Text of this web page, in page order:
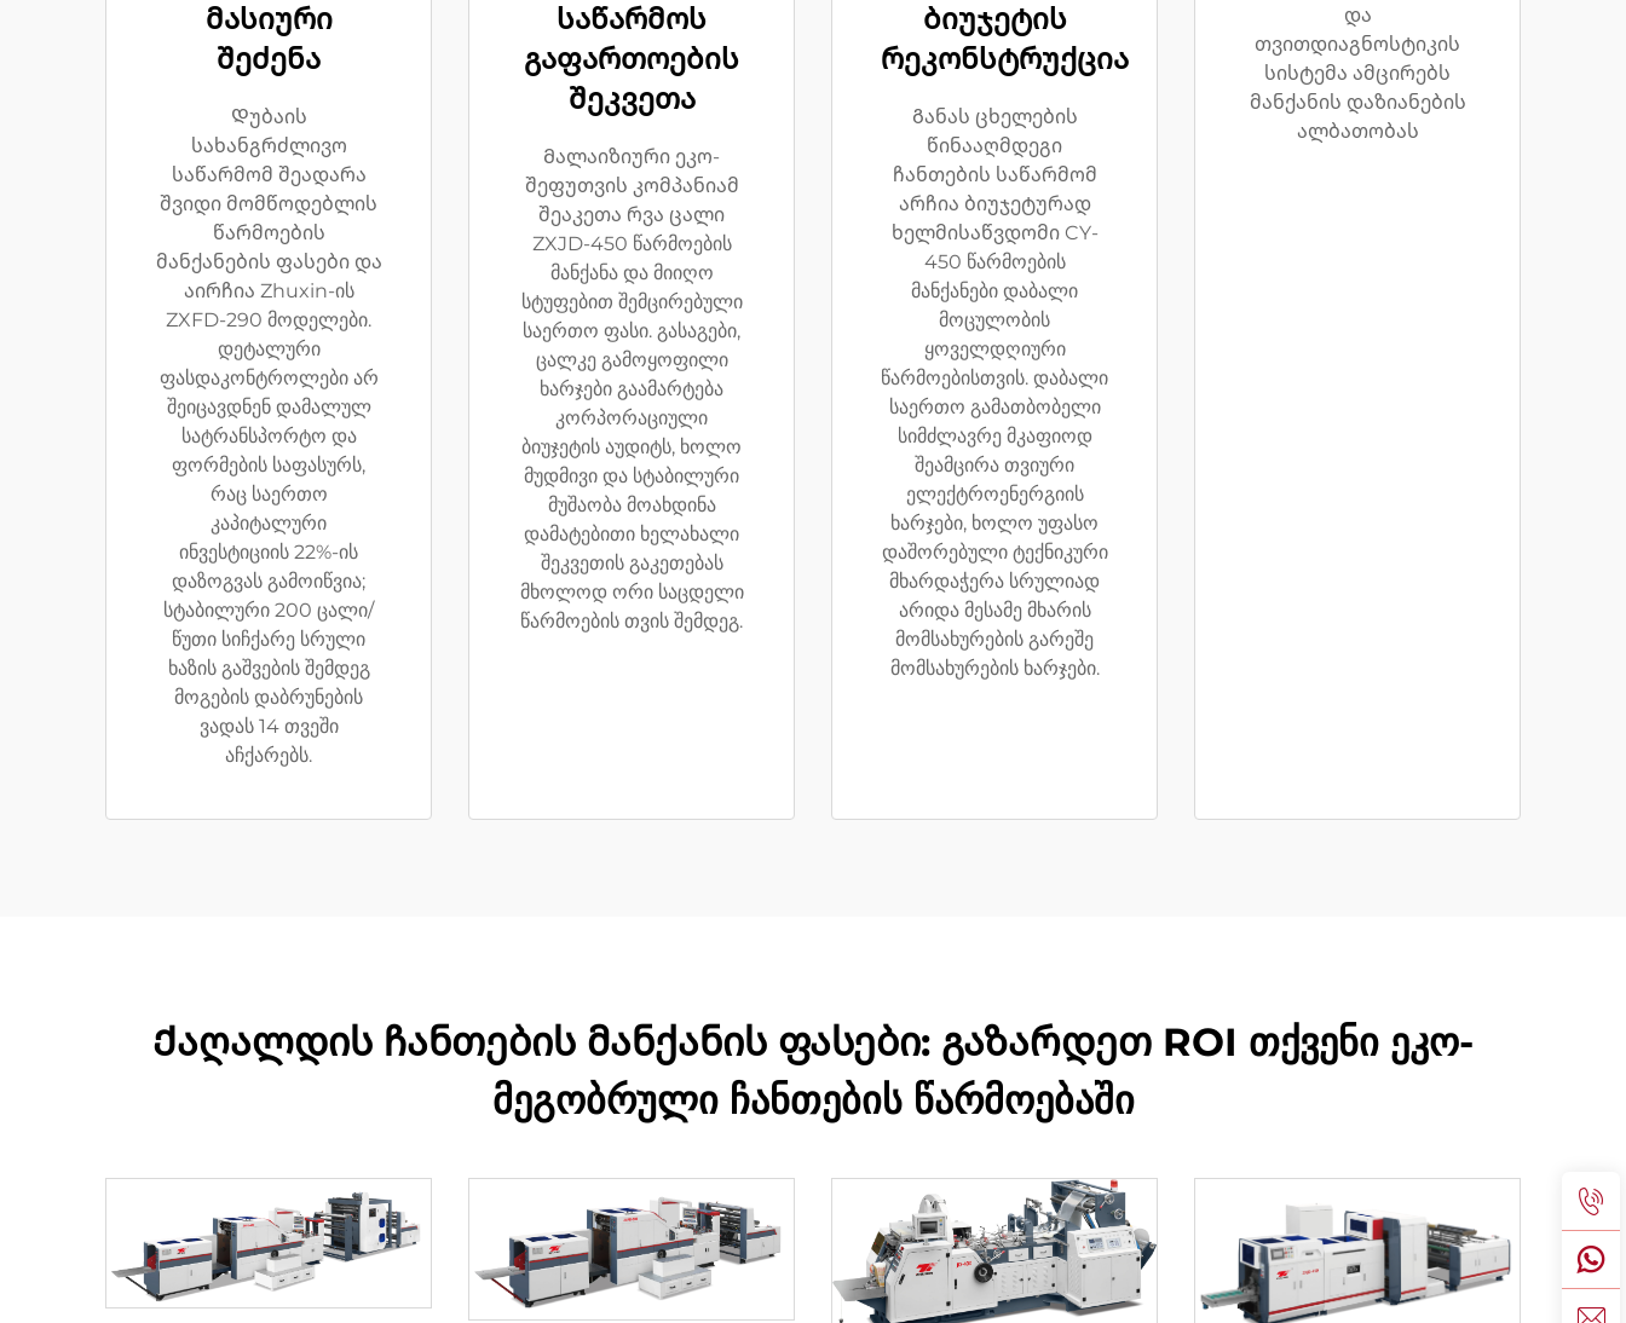
მასიური
შეძენა
Დუბაის
სახანგრძლივო
საწარმომ შეადარა
შვიდი მომწოდებლის
წარმოების
მანქანების ფასები და
აირჩია Zhuxin-ის
ZXFD-290 მოდელები.
დეტალური
ფასდაკონტროლები არ
შეიცავდნენ დამალულ
სატრანსპორტო და
ფორმების საფასურს,
რაც საერთო
კაპიტალური
ინვესტიციის 22%-ის
დაზოგვას გამოიწვია;
სტაბილური 200 ცალი/
წუთი სიჩქარე სრული
ხაზის გაშვების შემდეგ
მოგების დაბრუნების
ვადას 14 თვეში
აჩქარებს.
საწარმოს
გაფართოების
შეკვეთა
Მალაიზიური ეკო-
შეფუთვის კომპანიამ
შეაკეთა რვა ცალი
ZXJD-450 წარმოების
მანქანა და მიიღო
სტუფებით შემცირებული
საერთო ფასი. გასაგები,
ცალკე გამოყოფილი
ხარჯები გაამარტება
კორპორაციული
ბიუჯეტის აუდიტს, ხოლო
მუდმივი და სტაბილური
მუშაობა მოახდინა
დამატებითი ხელახალი
შეკვეთის გაკეთებას
მხოლოდ ორი საცდელი
წარმოების თვის შემდეგ.
ბიუჯეტის
რეკონსტრუქცია
Განას ცხელების
წინააღმდეგი
ჩანთების საწარმომ
არჩია ბიუჯეტურად
ხელმისაწვდომი CY-
450 წარმოების
მანქანები დაბალი
მოცულობის
ყოველდღიური
წარმოებისთვის. დაბალი
საერთო გამათბობელი
სიმძლავრე მკაფიოდ
შეამცირა თვიური
ელექტროენერგიის
ხარჯები, ხოლო უფასო
დაშორებული ტექნიკური
მხარდაჭერა სრულიად
არიდა მესამე მხარის
მომსახურების გარეშე
მომსახურების ხარჯები.
და
თვითდიაგნოსტიკის
სისტემა ამცირებს
მანქანის დაზიანების
ალბათობას
Ქაღალდის ჩანთების მანქანის ფასები: გაზარდეთ ROI თქვენი ეკო-
მეგობრული ჩანთების წარმოებაში